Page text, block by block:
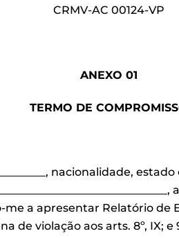
CRMV-AC 00124-VP
ANEXO 01
TERMO DE
nacionalidade,
me a apresentar
de violação aos arts. 8º, IX; e